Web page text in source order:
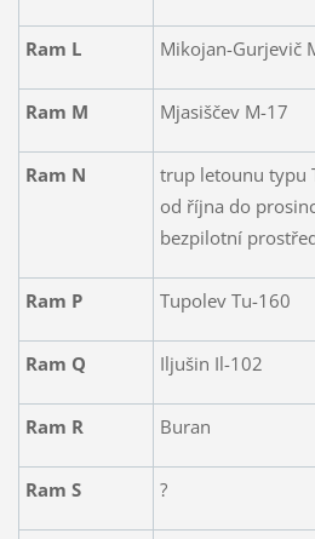
Ram L Mikojan-Gurjevič
Ram M Mjasiščev M-17
Ram N
trup letounu typu
od října do
bezpilotní
Ram P Tupolev Tu-160
Ram Q Iljušin Il-102
Ram R Buran
Ram S ?